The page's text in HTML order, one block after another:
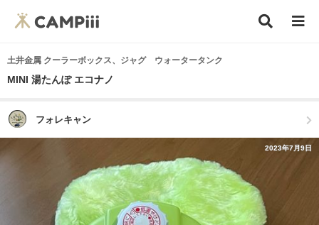
土井金属 クーラーボックス、ジャグ ウォータータンク
MINI 湯たんぽ エコナノ
フォレキャン
2023年7月9日